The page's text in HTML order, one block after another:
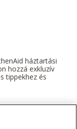
háztartási
hozzá exkluzív
tippekhez és